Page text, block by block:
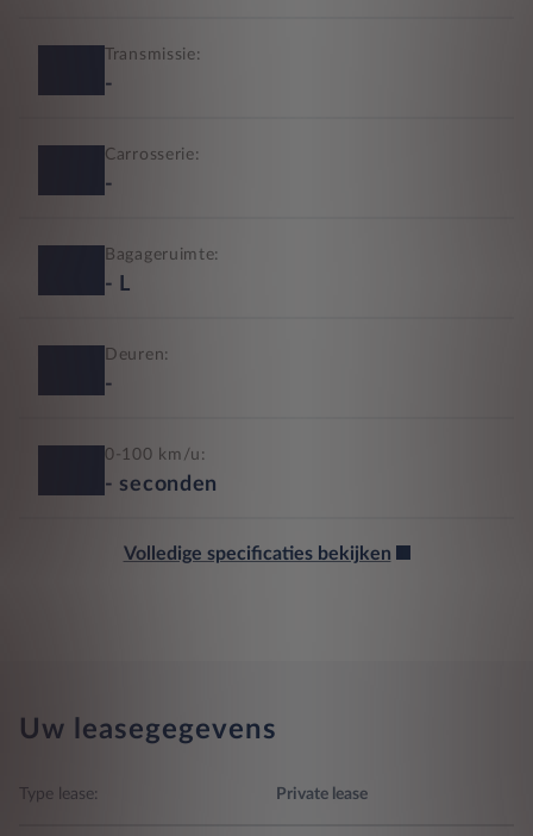
Transmissie:
-
Carrosserie:
-
Bagageruimte:
- L
Deuren:
-
0-100 km/u:
- seconden
Volledige specificaties bekijken
Uw leasegegevens
Type lease: Private lease